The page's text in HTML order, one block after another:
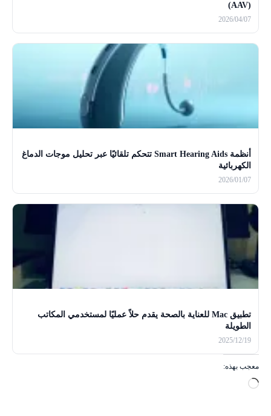
(AAV)
2026/04/07
أنظمة Smart Hearing Aids تتحكم تلقائيًا عبر تحليل موجات الدماغ
الكهربائية
2026/01/07
تطبيق Mac للعناية بالصحة يقدم حلاً عمليًا لمستخدمي المكاتب
الطويلة
2025/12/19
معجب بهذه:
ج